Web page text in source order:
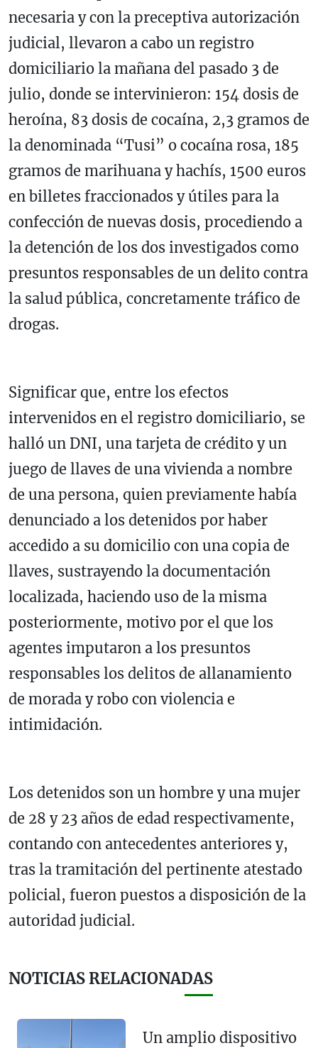
necesaria y con la preceptiva autorización
judicial, llevaron a cabo un registro
domiciliario la mañana del pasado 3 de
julio, donde se intervinieron: 154 dosis de
heroína, 83 dosis de cocaína, 2,3 gramos de
la denominada “Tusi” o cocaína rosa, 185
gramos de marihuana y hachís, 1500 euros
en billetes fraccionados y útiles para la
confección de nuevas dosis, procediendo a
la detención de los dos investigados como
presuntos responsables de un delito contra
la salud pública, concretamente tráfico de
drogas.
Significar que, entre los efectos
intervenidos en el registro domiciliario, se
halló un DNI, una tarjeta de crédito y un
juego de llaves de una vivienda a nombre
de una persona, quien previamente había
denunciado a los detenidos por haber
accedido a su domicilio con una copia de
llaves, sustrayendo la documentación
localizada, haciendo uso de la misma
posteriormente, motivo por el que los
agentes imputaron a los presuntos
responsables los delitos de allanamiento
de morada y robo con violencia e
intimidación.
Los detenidos son un hombre y una mujer
de 28 y 23 años de edad respectivamente,
contando con antecedentes anteriores y,
tras la tramitación del pertinente atestado
policial, fueron puestos a disposición de la
autoridad judicial.
NOTICIAS RELACIONADAS
Un amplio dispositivo